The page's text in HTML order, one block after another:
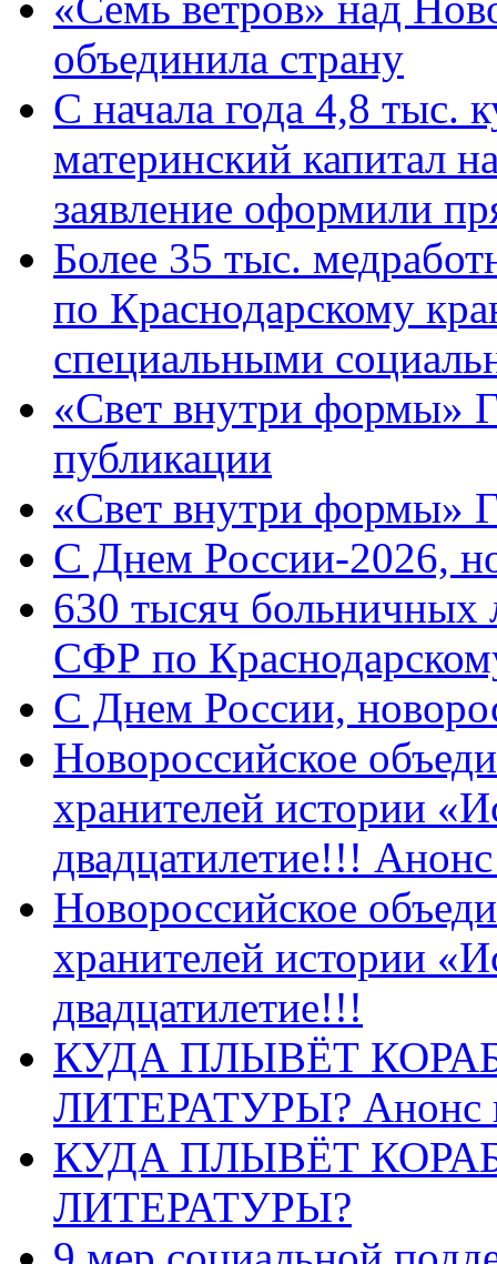
объединила страну
С начала года 4,8 тыс.
материнский капитал
заявление оформили
Более 35 тыс.
по Краснодарскому
специальными
«Свет внутри формы»
публикации
«Свет внутри формы»
C Днем России-2026,
630 тысяч больничных
СФР по
C Днем России,
Новороссийское
хранителей истории
двадцатилетие!!!
Новороссийское
хранителей истории
двадцатилетие!!!
КУДА ПЛЫВЁТ
ЛИТЕРАТУРЫ? Анонс
КУДА ПЛЫВЁТ
ЛИТЕРАТУРЫ?